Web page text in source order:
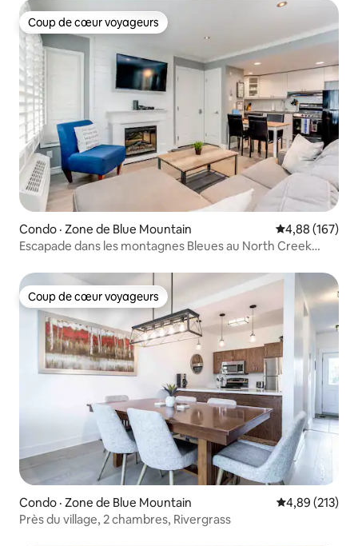
Coup de cœur voyageurs
Coup de cœur voyageurs
Condo · Zone de Blue Mountain Note
4,88 (167)
Escapade dans les montagnes Bleues au North Creek
Coup de cœur voyageurs
Coup de cœur voyageurs
Condo · Zone de Blue Mountain Note
4,89 (213)
Près du village, 2 chambres, Rivergrass